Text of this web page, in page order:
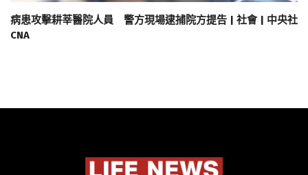
病患攻擊耕莘醫院人員 警方現場逮捕院方提告 | 社會 | 中央社
CNA